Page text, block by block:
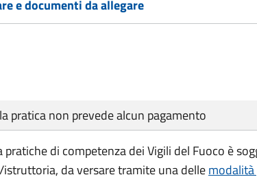
e documenti da allegare
pratica non prevede alcun pagamento
pratiche di competenza dei Vigili del Fuoco è
da versare tramite una delle